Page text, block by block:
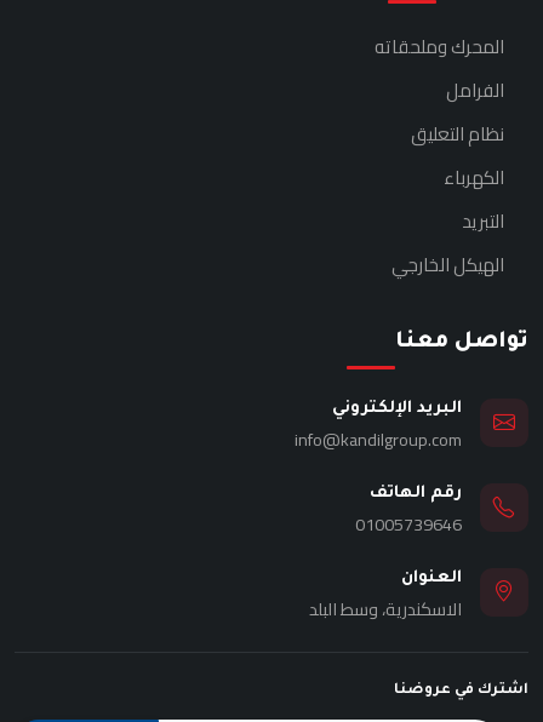
المحرك وملحقاته
الفرامل
نظام التعليق
الكهرباء
التبريد
الهيكل الخارجي
تواصل معنا
البريد الإلكتروني
info@kandilgroup.com
رقم الهاتف
01005739646
العنوان
الاسكندرية، وسط البلد
اشترك في عروضنا